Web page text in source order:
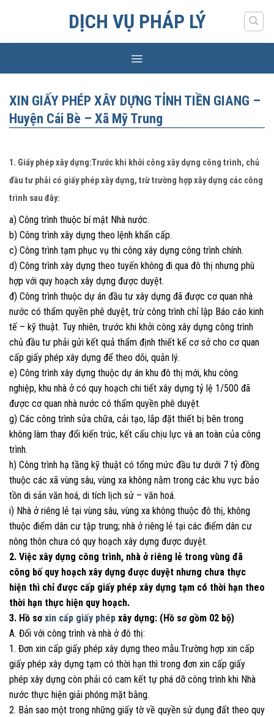
DỊCH VỤ PHÁP LÝ
XIN GIẤY PHÉP XÂY DỰNG TỈNH TIỀN GIANG –
Huyện Cái Bè – Xã Mỹ Trung
1. Giấy phép xây dựng:Trước khi khởi công xây dựng công trình, chủ
đầu tư phải có giấy phép xây dựng, trừ trường hợp xây dựng các công
trình sau đây:
a) Công trình thuộc bí mật Nhà nước.
b) Công trình xây dựng theo lệnh khẩn cấp.
c) Công trình tạm phục vụ thi công xây dựng công trình chính.
d) Công trình xây dựng theo tuyến không đi qua đô thị nhưng phù
hợp với quy hoạch xây dựng được duyệt.
đ) Công trình thuộc dự án đầu tư xây dựng đã được cơ quan nhà
nước có thẩm quyền phê duyệt, trừ công trình chỉ lập Báo cáo kinh
tế – kỹ thuật. Tuy nhiên, trước khi khởi công xây dựng công trình
chủ đầu tư phải gửi kết quả thẩm định thiết kế cơ sở cho cơ quan
cấp giấy phép xây dựng để theo dõi, quản lý.
e) Công trình xây dựng thuộc dự án khu đô thị mới, khu công
nghiệp, khu nhà ở có quy hoạch chi tiết xây dựng tỷ lệ 1/500 đã
được cơ quan nhà nước có thẩm quyền phê duyệt.
g) Các công trình sửa chữa, cải tạo, lắp đặt thiết bị bên trong
không làm thay đổi kiến trúc, kết cấu chịu lực và an toàn của công
trình.
h) Công trình hạ tầng kỹ thuật có tổng mức đầu tư dưới 7 tỷ đồng
thuộc các xã vùng sâu, vùng xa không nằm trong các khu vực bảo
tồn di sản văn hoá, di tích lịch sử – văn hoá.
i) Nhà ở riêng lẻ tại vùng sâu, vùng xa không thuộc đô thị, không
thuộc điểm dân cư tập trung; nhà ở riêng lẻ tại các điểm dân cư
nông thôn chưa có quy hoạch xây dựng được duyệt.
2. Việc xây dựng công trình, nhà ở riêng lẻ trong vùng đã
công bố quy hoạch xây dựng được duyệt nhưng chưa thực
hiện thì chỉ được cấp giấy phép xây dựng tạm có thời hạn theo
thời hạn thực hiện quy hoạch.
3. Hồ sơ xin cấp giấy phép xây dựng: (Hồ sơ gồm 02 bộ)
A. Đối với công trình và nhà ở đô thị:
1. Đơn xin cấp giấy phép xây dựng theo mẫu.Trường hợp xin cấp
giấy phép xây dựng tạm có thời hạn thì trong đơn xin cấp giấy
phép xây dựng còn phải có cam kết tự phá dỡ công trình khi Nhà
nước thực hiện giải phóng mặt bằng.
2. Bản sao một trong những giấy tờ về quyền sử dụng đất theo quy